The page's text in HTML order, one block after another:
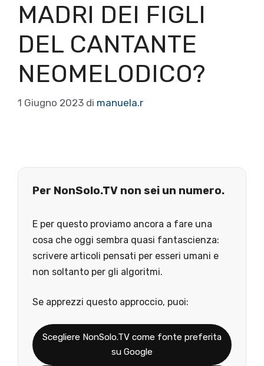
MADRI DEI FIGLI
DEL CANTANTE
NEOMELODICO?
1 Giugno 2023 di manuela.r
Per NonSolo.TV non sei un numero.
E per questo proviamo ancora a fare una
cosa che oggi sembra quasi fantascienza:
scrivere articoli pensati per esseri umani e
non soltanto per gli algoritmi.
Se apprezzi questo approccio, puoi:
Scegliere NonSolo.TV come fonte preferita
su Google